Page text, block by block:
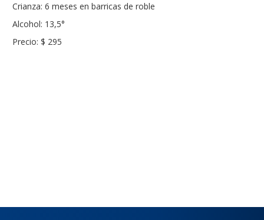
Crianza: 6 meses en barricas de roble
Alcohol: 13,5°
Precio: $ 295